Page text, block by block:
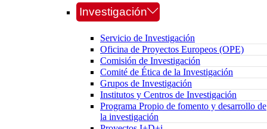
Investigación
Servicio de Investigación
Oficina de Proyectos Europeos (OPE)
Comisión de Investigación
Comité de Ética de la Investigación
Grupos de Investigación
Institutos y Centros de Investigación
Programa Propio de fomento y desarrollo de
la investigación